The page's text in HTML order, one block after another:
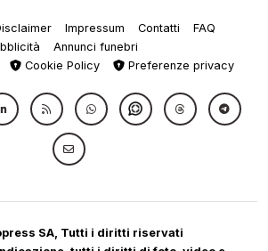
Impressum Contatti
FAQ
Annunci funebri
Cookie Policy Preferenze privacy
SA, Tutti i diritti riservati